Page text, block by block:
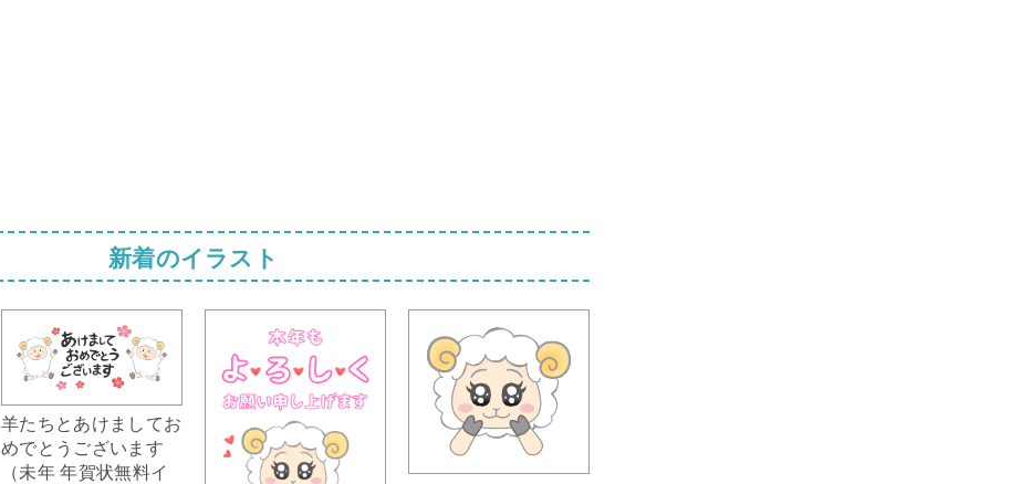
新着のイラスト
羊たちとあけましてお
めでとうございます
（未年 年賀状無料イ